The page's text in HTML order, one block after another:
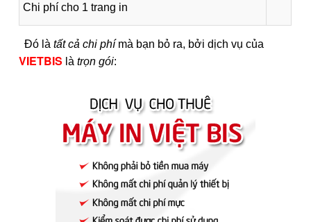
Chi phí cho 1 trang in
Đó là tất cả chi phímà bạn bỏ ra, bởi dịch vụ của
VIETBIS là trọn gói: